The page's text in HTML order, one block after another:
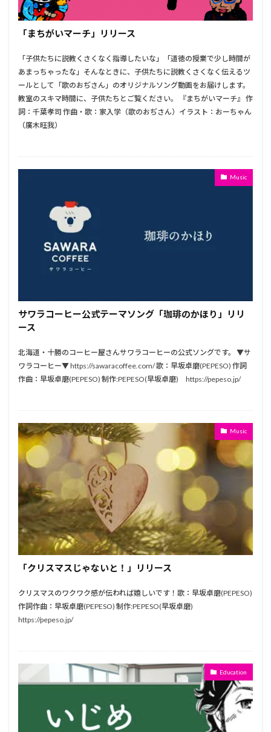
「まちがいマーチ」リリース
「子供たちに説教くさくなく指導したいな」「道徳の授業で少し時間が
あまっちゃったな」そんなときに、子供たちに説教くさくなく伝えるツ
ールとして「歌のおぢさん」のオリジナルソング動画をお届けします。
教室のスキマ時間に、子供たちとご覧ください。 『まちがいマーチ』 作
詞：千葉孝司 作曲・歌：家入学（歌のおぢさん）イラスト：おーちゃん
（廣木旺我）
Music
サワラコーヒー公式テーマソング「珈琲のかほり」リリ
ース
北海道・十勝のコーヒー屋さんサワラコーヒーの公式ソングです。 ▼サ
ワラコーヒー▼ https://sawaracoffee.com/ 歌：早坂卓磨(PEPESO) 作詞
作曲：早坂卓磨(PEPESO) 制作:PEPESO(早坂卓磨) https://pepeso.jp/
Music
「クリスマスじゃないと！」リリース
クリスマスのワクワク感が伝われば嬉しいです！歌：早坂卓磨(PEPESO)
作詞作曲：早坂卓磨(PEPESO) 制作:PEPESO(早坂卓磨)
https://pepeso.jp/
Education